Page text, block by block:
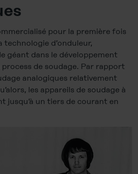
pour la première fois
technologie d’onduleur,
géant dans le développement
process de soudage. Par rapport
analogiques relativement
les appareils de soudage à
jusqu’à un tiers de courant en